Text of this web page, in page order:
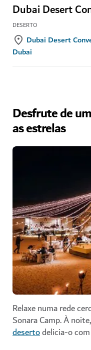
Dubai Desert
DESERTO
Dubai Desert
Dubai
Desfrute de
as estrelas
Relaxe numa rede
Sonara Camp. À
desertodelicia-o